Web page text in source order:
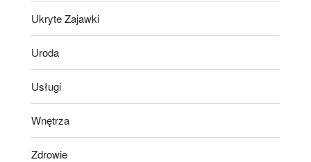
Ukryte Zajawki
Uroda
Usługi
Wnętrza
Zdrowie